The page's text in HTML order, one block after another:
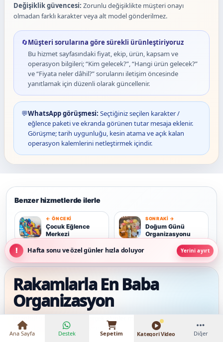
Değişiklik güvencesi: Zorunlu değişiklikte müşteri onayı
olmadan farklı karakter veya alt model gönderilmez.
🔄Müşteri sorularına göre sürekli ürünleştiriyoruz
Bu hizmet sayfasındaki fiyat, ekip, ürün, kapsam ve
operasyon bilgileri; “Kim gelecek?”, “Hangi ürün gelecek?”
ve “Fiyata neler dâhil?” sorularını iletişim öncesinde
yanıtlamak için düzenli olarak güncellenir.
💬WhatsApp görüşmesi: Seçtiğiniz seçilen karakter /
eğlence paketi ve ekranda görünen tutar mesaja eklenir.
Görüşme; tarih uygunluğu, kesin atama ve açık kalan
operasyon kalemlerini netleştirmek içindir.
Benzer hizmetlerde ilerle
Ç
← ÖNCEKI
Çocuk Eğlence
Merkezi
D
SONRAKI →
Doğum Günü
Organizasyonu
Rakamlarla En Baba
Organizasyon
İstanbul’un 39 ilçesinde; gerçek ekipler, merkezi hizmet altyapısı ve
yıllara dayanan saha deneyimi.
₺7.500 – ₺13.000
Hafta sonu ve özel günler hızla doluyor Yerini ayırt
Ana Sayfa Destek Sepetim Kategori Video Diğer